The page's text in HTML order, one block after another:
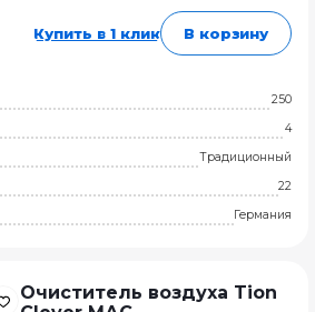
Купить в 1 клик В корзину
250
4
Традиционный
22
Германия
Очиститель воздуха Tion